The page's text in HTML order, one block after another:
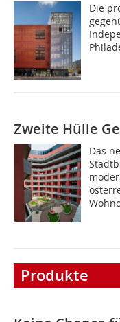
Die
Zweite Hülle
Das
Produkte